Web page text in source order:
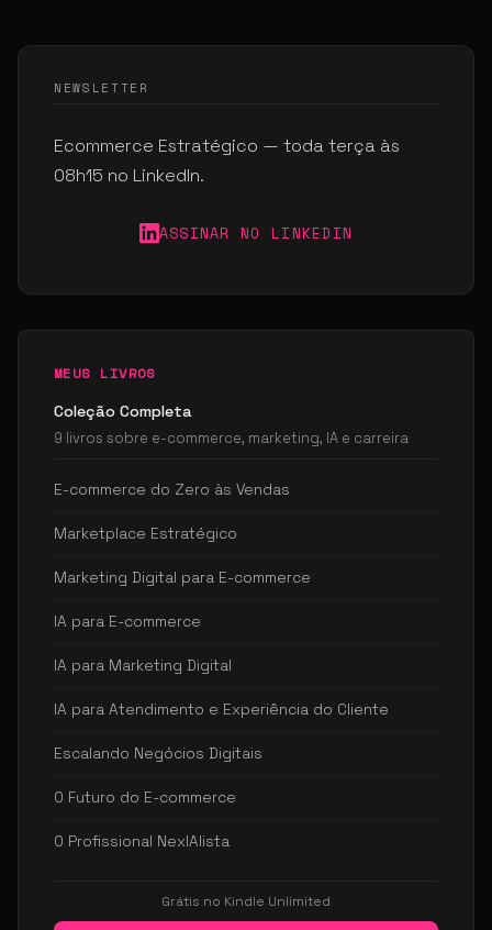
NEWSLETTER
Ecommerce Estratégico — toda terça às
08h15 no LinkedIn.
ASSINAR NO LINKEDIN
MEUS LIVROS
Coleção Completa
9 livros sobre e-commerce, marketing, IA e carreira
E-commerce do Zero às Vendas
Marketplace Estratégico
Marketing Digital para E-commerce
IA para E-commerce
IA para Marketing Digital
IA para Atendimento e Experiência do Cliente
Escalando Negócios Digitais
O Futuro do E-commerce
O Profissional NexIAlista
Grátis no Kindle Unlimited